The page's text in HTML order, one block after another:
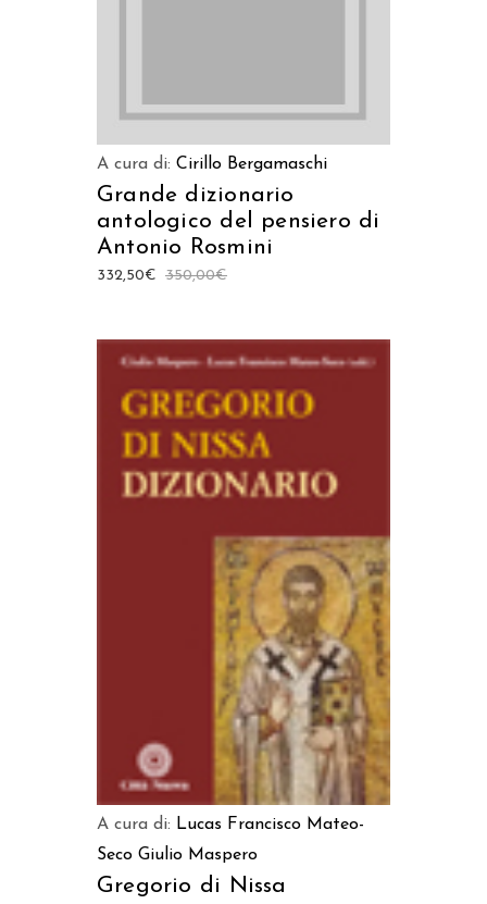
A cura di: Cirillo Bergamaschi
Grande dizionario
antologico del pensiero di
Antonio Rosmini
350,00€
332,50€
AGGIUNGI AL CARRELLO
A cura di: Lucas Francisco Mateo-
Seco Giulio Maspero
Gregorio di Nissa